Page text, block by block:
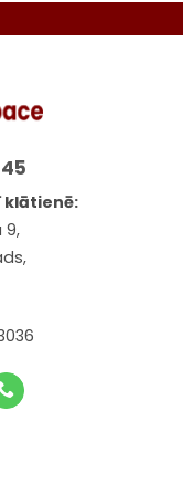
klātienē:
9,